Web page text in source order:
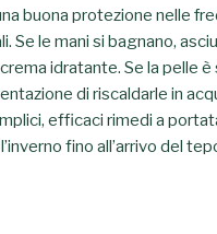
buona protezione nelle
Se le mani si bagnano,
idratante. Se la pelle è
di riscaldarle in
efficaci rimedi a
fino all’arrivo del